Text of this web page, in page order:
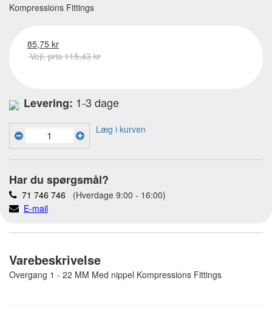
Kompressions Fittings
85,75 kr
Vejl. pris 115,43 kr
Levering: 1-3 dage
Læg i kurven
Har du spørgsmål?
71 746 746 (Hverdage 9:00 - 16:00)
E-mail
Varebeskrivelse
Overgang 1 - 22 MM Med nippel Kompressions Fittings